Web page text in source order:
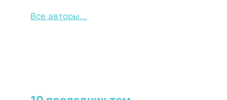
Все авторы...